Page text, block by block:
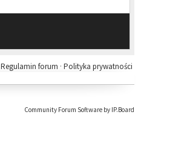
Polityka prywatności
Regulamin forum ·
Community Forum Software by IP.Board